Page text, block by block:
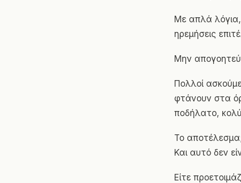
Με απλά λόγια,
ηρεμήσεις
Μην
Πολλοί
φτάνουν στα
ποδήλατο,
Το
Και αυτό δεν
Είτε